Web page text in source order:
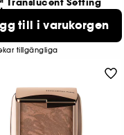
Translucent Setting
2444
KR
tillgängliga
till i varukorgen